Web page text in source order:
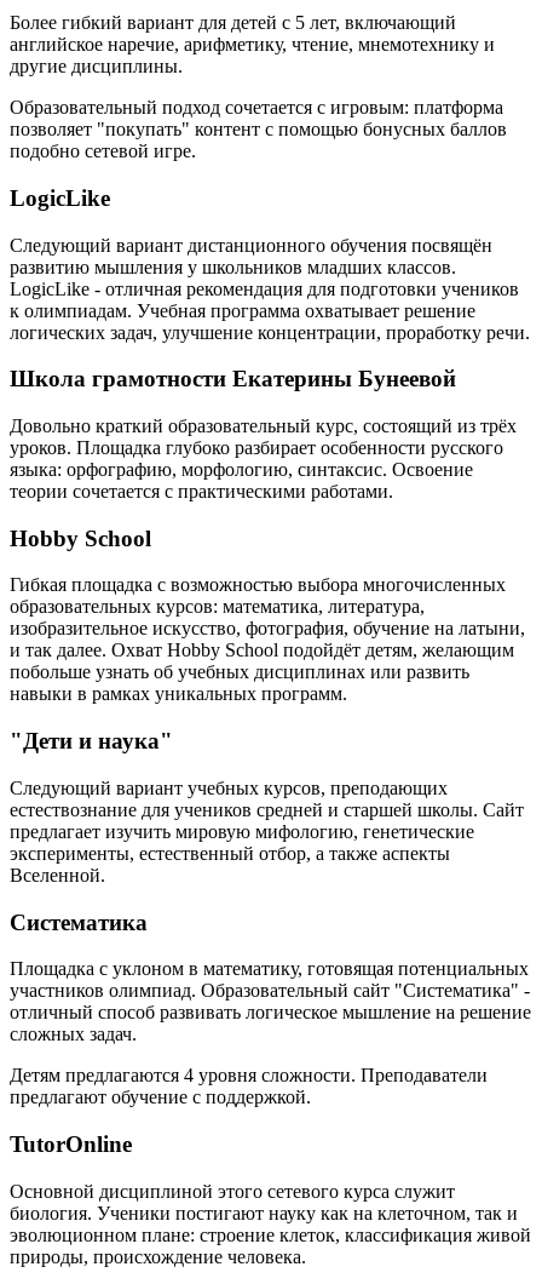
Более гибкий вариант для детей с 5 лет, включающий
английское наречие, арифметику, чтение, мнемотехнику и
другие дисциплины.
Образовательный подход сочетается с игровым: платформа
позволяет "покупать" контент с помощью бонусных баллов
подобно сетевой игре.
LogicLike
Следующий вариант дистанционного обучения посвящён
развитию мышления у школьников младших классов.
LogicLike - отличная рекомендация для подготовки учеников
к олимпиадам. Учебная программа охватывает решение
логических задач, улучшение концентрации, проработку речи.
Школа грамотности Екатерины Бунеевой
Довольно краткий образовательный курс, состоящий из трёх
уроков. Площадка глубоко разбирает особенности русского
языка: орфографию, морфологию, синтаксис. Освоение
теории сочетается с практическими работами.
Hobby School
Гибкая площадка с возможностью выбора многочисленных
образовательных курсов: математика, литература,
изобразительное искусство, фотография, обучение на латыни,
и так далее. Охват Hobby School подойдёт детям, желающим
побольше узнать об учебных дисциплинах или развить
навыки в рамках уникальных программ.
"Дети и наука"
Следующий вариант учебных курсов, преподающих
естествознание для учеников средней и старшей школы. Сайт
предлагает изучить мировую мифологию, генетические
эксперименты, естественный отбор, а также аспекты
Вселенной.
Систематика
Площадка с уклоном в математику, готовящая потенциальных
участников олимпиад. Образовательный сайт "Систематика" -
отличный способ развивать логическое мышление на решение
сложных задач.
Детям предлагаются 4 уровня сложности. Преподаватели
предлагают обучение с поддержкой.
TutorOnline
Основной дисциплиной этого сетевого курса служит
биология. Ученики постигают науку как на клеточном, так и
эволюционном плане: строение клеток, классификация живой
природы, происхождение человека.